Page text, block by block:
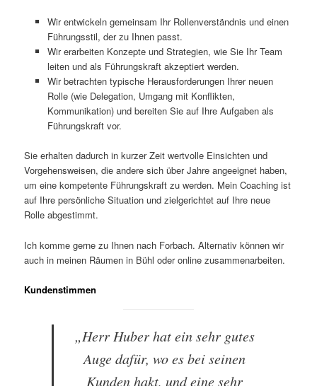
Wir entwickeln gemeinsam Ihr Rollenverständnis und einen
Führungsstil, der zu Ihnen passt.
Wir erarbeiten Konzepte und Strategien, wie Sie Ihr Team
leiten und als Führungskraft akzeptiert werden.
Wir betrachten typische Herausforderungen Ihrer neuen
Rolle (wie Delegation, Umgang mit Konflikten,
Kommunikation) und bereiten Sie auf Ihre Aufgaben als
Führungskraft vor.
Sie erhalten dadurch in kurzer Zeit wertvolle Einsichten und
Vorgehensweisen, die andere sich über Jahre angeeignet haben,
um eine kompetente Führungskraft zu werden. Mein Coaching ist
auf Ihre persönliche Situation und zielgerichtet auf Ihre neue
Rolle abgestimmt.
Ich komme gerne zu Ihnen nach Forbach. Alternativ können wir
auch in meinen Räumen in Bühl oder online zusammenarbeiten.
Kundenstimmen
„Herr Huber hat ein sehr gutes
Auge dafür, wo es bei seinen
Kunden hakt, und eine sehr